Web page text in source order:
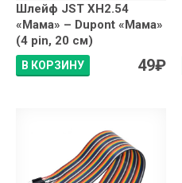
Шлейф JST XH2.54
«Мама» – Dupont «Мама»
(4 pin, 20 см)
В КОРЗИНУ 49₽